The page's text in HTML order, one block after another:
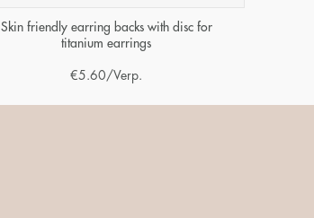
Skin friendly earring backs with disc for
titanium earrings
€5.60/Verp.